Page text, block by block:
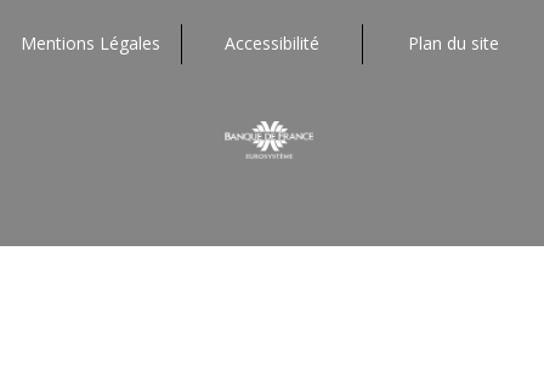
Mentions Légales Accessibilité Plan du site